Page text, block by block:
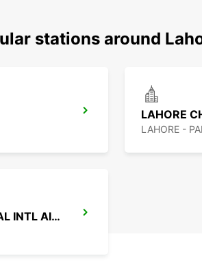
stations around
LAHORE
LAHORE -
LAHORE ALLAMA IQBAL INTL AIRPORT